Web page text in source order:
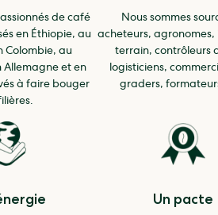
de café
en Éthiopie, au
Colombie, au
et en
à faire bouger
Nous sommes
acheteurs, agronomes,
terrain, contrôleurs
logisticiens,
graders,
Un pacte